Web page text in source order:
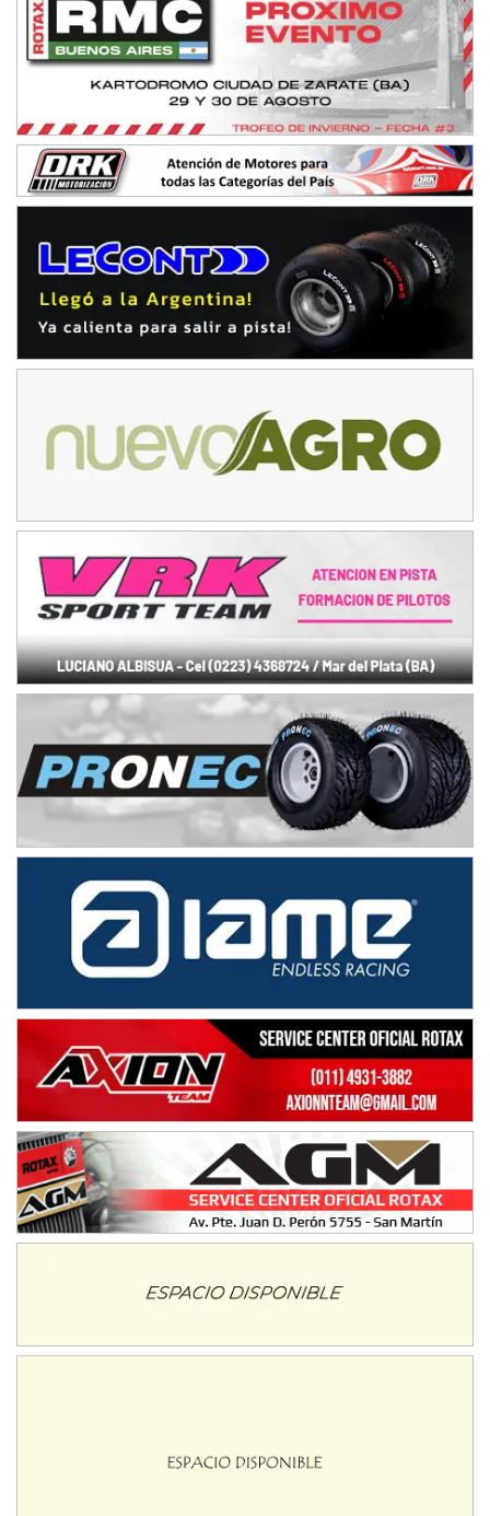
ENTRERRIANO - F6 (POSTERGADA)
Parque de la Velocidad (Asfalto)
Villaguay (Entre Ríos)
El Cerro (Tierra)
Victoria (Entre Ríos)
PATAGONICO - F6
Moto Club Reginense (Tierra)
CSK - F7
Humboldt (Santa Fe)
Ciudad de Avellaneda (Asfalto)
SUR SANTAFESINO - F4
José Samuel Sánchez (Tierra)
Rufino (Santa Fe)
Juan Navarro (Asfalto)
El Timbó (Tucumán)